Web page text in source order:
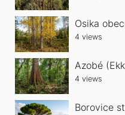
Osika
4 views
Azobé
4 views
Borovice